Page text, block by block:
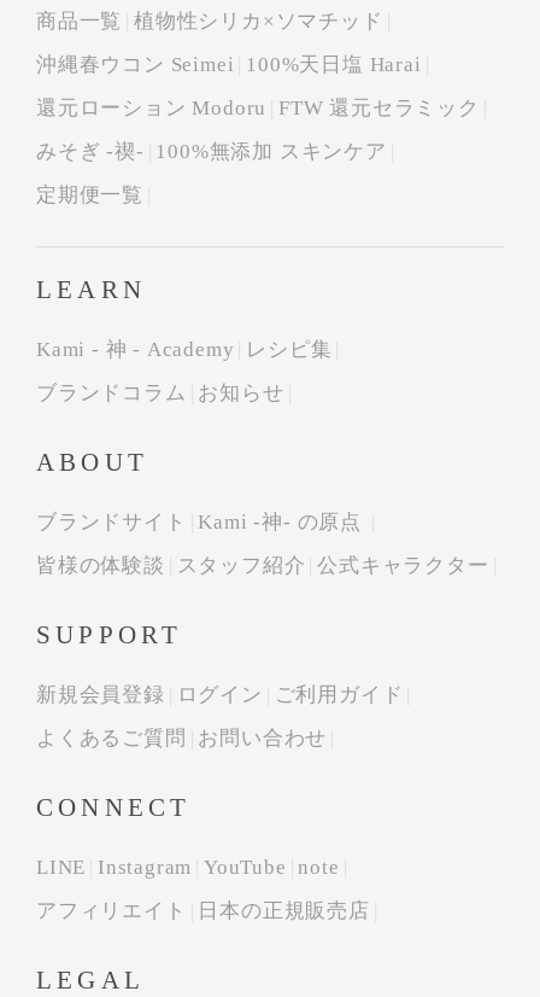
商品一覧
植物性シリカ×ソマチッド
沖縄春ウコン Seimei
100%天日塩 Harai
還元ローション Modoru
FTW 還元セラミック
みそぎ -禊-
100%無添加 スキンケア
定期便一覧
LEARN
Kami - 神 - Academy
レシピ集
ブランドコラム
お知らせ
ABOUT
ブランドサイト
Kami -神- の原点
皆様の体験談
スタッフ紹介 公式キャラクター
SUPPORT
新規会員登録 ログイン
ご利用ガイド
よくあるご質問
お問い合わせ
CONNECT
LINE Instagram YouTube
note
アフィリエイト
日本の正規販売店
LEGAL